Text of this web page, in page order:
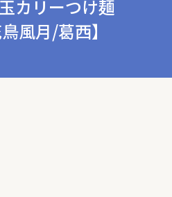
カリーつけ麺
風月/葛西】